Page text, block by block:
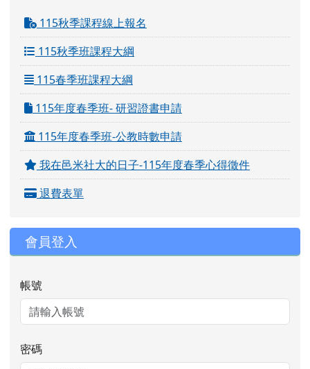
115秋季課程線上報名
115秋季班課程大綱
115春季班課程大綱
115年度春季班- 研習證書申請
115年度春季班-公教時數申請
我在邑米社大的日子-115年度春季心得徵件
退費表單
會員登入
帳號
密碼